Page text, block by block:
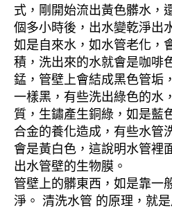
式，剛開始流出黃色髒水，
個多小時後，出水變乾淨出
如是自來水，如水管老化，
積，洗出來的水就會是咖啡
錳，管壁上會結成黑色管垢
一樣黑，有些洗出綠色的水
質，生鏽產生銅綠，如是藍
合金的養化造成，有些水管
會是黃白色，這說明水管裡
出水管壁的生物膜。
管壁上的髒東西，如是靠一
淨。 清洗水管 的原理，就